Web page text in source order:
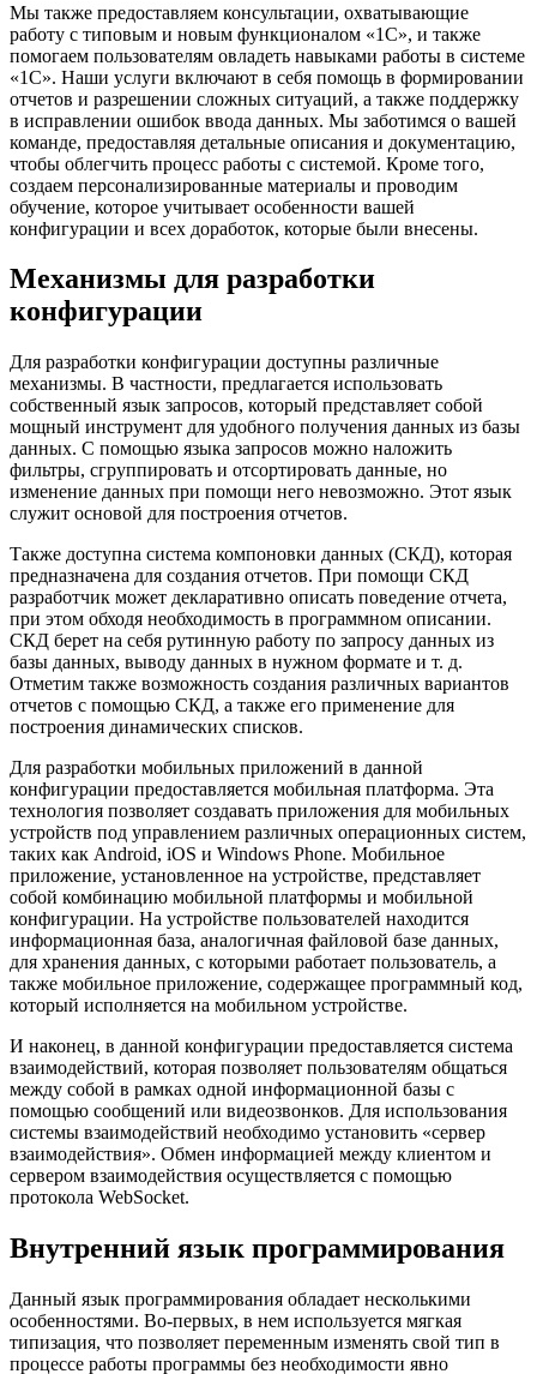
Мы также предоставляем консультации, охватывающие
работу с типовым и новым функционалом «1С», и также
помогаем пользователям овладеть навыками работы в системе
«1С». Наши услуги включают в себя помощь в формировании
отчетов и разрешении сложных ситуаций, а также поддержку
в исправлении ошибок ввода данных. Мы заботимся о вашей
команде, предоставляя детальные описания и документацию,
чтобы облегчить процесс работы с системой. Кроме того,
создаем персонализированные материалы и проводим
обучение, которое учитывает особенности вашей
конфигурации и всех доработок, которые были внесены.
Механизмы для разработки
конфигурации
Для разработки конфигурации доступны различные
механизмы. В частности, предлагается использовать
собственный язык запросов, который представляет собой
мощный инструмент для удобного получения данных из базы
данных. С помощью языка запросов можно наложить
фильтры, сгруппировать и отсортировать данные, но
изменение данных при помощи него невозможно. Этот язык
служит основой для построения отчетов.
Также доступна система компоновки данных (СКД), которая
предназначена для создания отчетов. При помощи СКД
разработчик может декларативно описать поведение отчета,
при этом обходя необходимость в программном описании.
СКД берет на себя рутинную работу по запросу данных из
базы данных, выводу данных в нужном формате и т. д.
Отметим также возможность создания различных вариантов
отчетов с помощью СКД, а также его применение для
построения динамических списков.
Для разработки мобильных приложений в данной
конфигурации предоставляется мобильная платформа. Эта
технология позволяет создавать приложения для мобильных
устройств под управлением различных операционных систем,
таких как Android, iOS и Windows Phone. Мобильное
приложение, установленное на устройстве, представляет
собой комбинацию мобильной платформы и мобильной
конфигурации. На устройстве пользователей находится
информационная база, аналогичная файловой базе данных,
для хранения данных, с которыми работает пользователь, а
также мобильное приложение, содержащее программный код,
который исполняется на мобильном устройстве.
И наконец, в данной конфигурации предоставляется система
взаимодействий, которая позволяет пользователям общаться
между собой в рамках одной информационной базы с
помощью сообщений или видеозвонков. Для использования
системы взаимодействий необходимо установить «сервер
взаимодействия». Обмен информацией между клиентом и
сервером взаимодействия осуществляется с помощью
протокола WebSocket.
Внутренний язык программирования
Данный язык программирования обладает несколькими
особенностями. Во-первых, в нем используется мягкая
типизация, что позволяет переменным изменять свой тип в
процессе работы программы без необходимости явно